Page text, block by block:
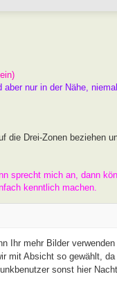
aber nur in der Nähe,
die Drei-Zonen beziehen
sprecht mich an, dann
kenntlich machen.
Ihr mehr Bilder
mit Absicht so gewählt,
sonst hier